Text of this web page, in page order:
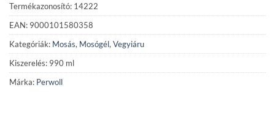
Termékazonosító: 14222
EAN: 9000101580358
Kategóriák: Mosás, Mosógél, Vegyiáru
Kiszerelés: 990 ml
Márka: Perwoll